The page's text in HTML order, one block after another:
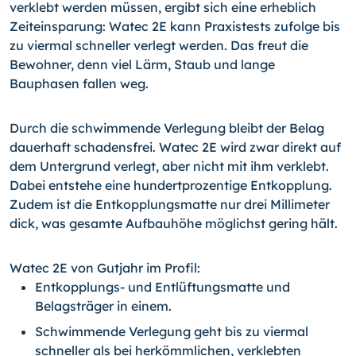
verklebt werden müssen, ergibt sich eine erheblich
Zeiteinsparung: Watec 2E kann Praxistests zufolge bis
zu viermal schneller verlegt werden. Das freut die
Bewohner, denn viel Lärm, Staub und lange
Bauphasen fallen weg.
Durch die schwimmende Verlegung bleibt der Belag
dauerhaft schadensfrei. Watec 2E wird zwar direkt auf
dem Untergrund verlegt, aber nicht mit ihm verklebt.
Dabei entstehe eine hundertprozentige Entkopplung.
Zudem ist die Entkopplungsmatte nur drei Millimeter
dick, was gesamte Aufbauhöhe möglichst gering hält.
Watec 2E von Gutjahr im Profil:
Entkopplungs- und Entlüftungsmatte und
Belagsträger in einem.
Schwimmende Verlegung geht bis zu viermal
schneller als bei herkömmlichen, verklebten